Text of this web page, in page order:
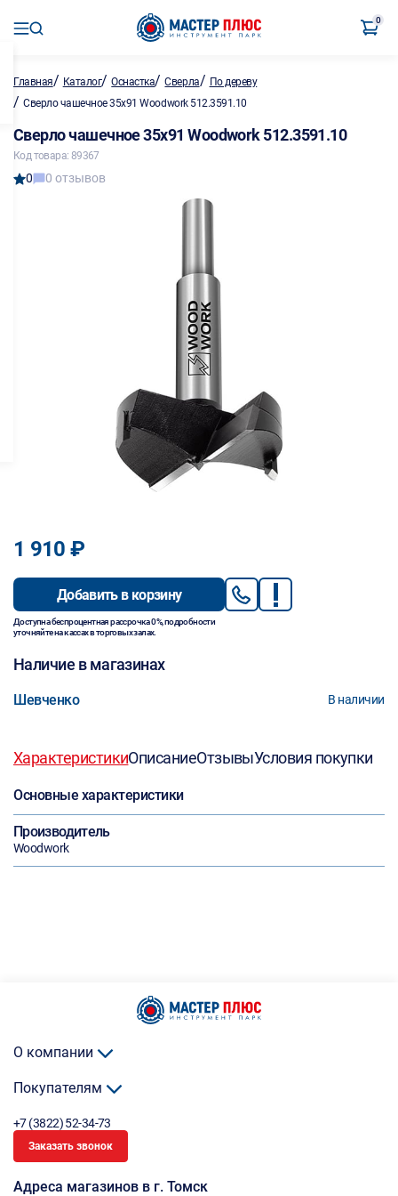
0
Главная/ Каталог/Оснастка/Сверла/ По дереву
/ Сверло чашечное 35х91 Woodwork 512.3591.10
Сверло чашечное 35х91 Woodwork 512.3591.10
Код товара: 89367
0 0 отзывов
1 910 ₽
Добавить в корзину
Доступна беспроцентная рассрочка 0%, подробности
уточняйте на кассах в торговых залах.
Наличие в магазинах
Шевченко В наличии
ХарактеристикиОписаниеОтзывыУсловия покупки
Основные характеристики
Производитель
Woodwork
О компании
Покупателям
+7 (3822) 52-34-73
Заказать звонок
Адреса магазинов в г. Томск